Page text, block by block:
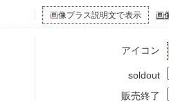
画像プラス説明文で表示 画
アイコン
soldout
販売終了